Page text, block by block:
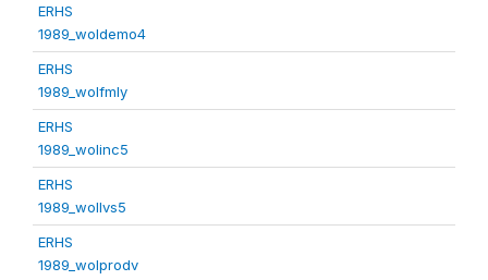
ERHS
1989_woldemo4
ERHS
1989_wolfmly
ERHS
1989_wolinc5
ERHS
1989_wollvs5
ERHS
1989_wolprodv